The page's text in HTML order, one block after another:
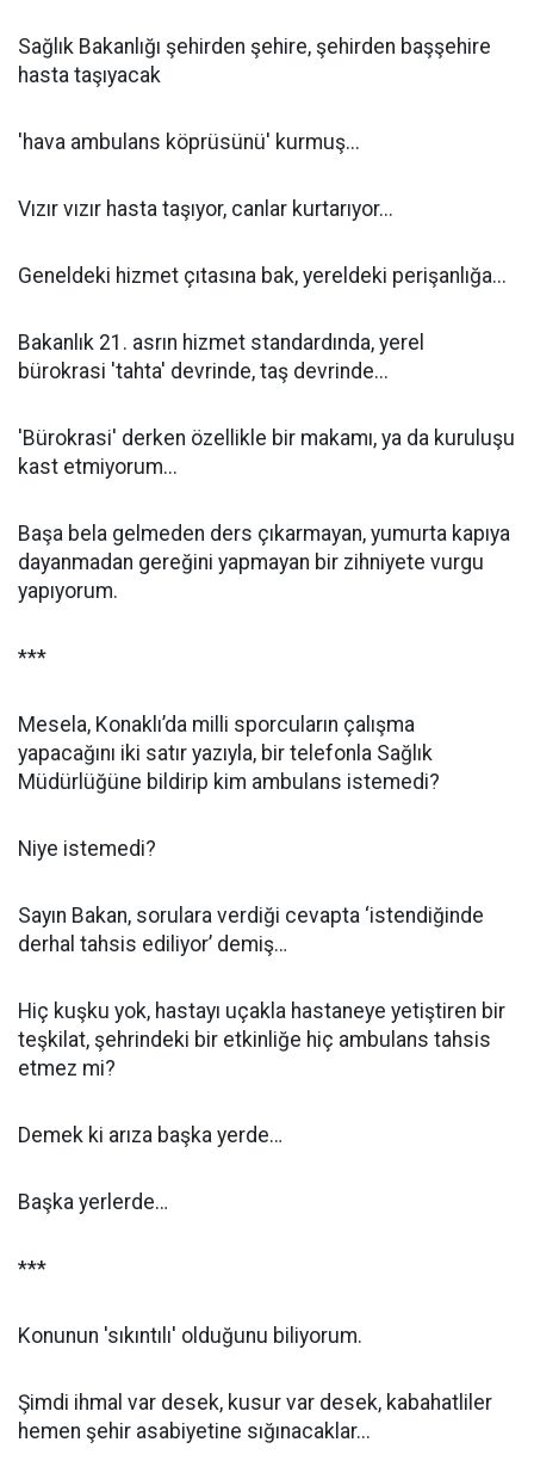
Sağlık Bakanlığı şehirden şehire, şehirden başşehire
hasta taşıyacak
'hava ambulans köprüsünü' kurmuş...
Vızır vızır hasta taşıyor, canlar kurtarıyor...
Geneldeki hizmet çıtasına bak, yereldeki perişanlığa...
Bakanlık 21. asrın hizmet standardında, yerel
bürokrasi 'tahta' devrinde, taş devrinde...
'Bürokrasi' derken özellikle bir makamı, ya da kuruluşu
kast etmiyorum...
Başa bela gelmeden ders çıkarmayan, yumurta kapıya
dayanmadan gereğini yapmayan bir zihniyete vurgu
yapıyorum.
***
Mesela, Konaklı’da milli sporcuların çalışma
yapacağını iki satır yazıyla, bir telefonla Sağlık
Müdürlüğüne bildirip kim ambulans istemedi?
Niye istemedi?
Sayın Bakan, sorulara verdiği cevapta ‘istendiğinde
derhal tahsis ediliyor’ demiş…
Hiç kuşku yok, hastayı uçakla hastaneye yetiştiren bir
teşkilat, şehrindeki bir etkinliğe hiç ambulans tahsis
etmez mi?
Demek ki arıza başka yerde…
Başka yerlerde…
***
Konunun 'sıkıntılı' olduğunu biliyorum.
Şimdi ihmal var desek, kusur var desek, kabahatliler
hemen şehir asabiyetine sığınacaklar...